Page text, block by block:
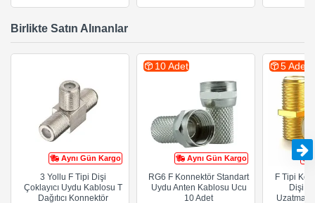
Birlikte Satın Alınanlar
Aynı Gün Kargo
3 Yollu F Tipi Dişi
Çoklayıcı Uydu Kablosu T
Dağıtıcı Konnektör
Aynı Gün Kargo
10 Adet
RG6 F Konnektör Standart
Uydu Anten Kablosu Ucu
10 Adet
5 Adet
F Tipi
Dişi
Uzatma